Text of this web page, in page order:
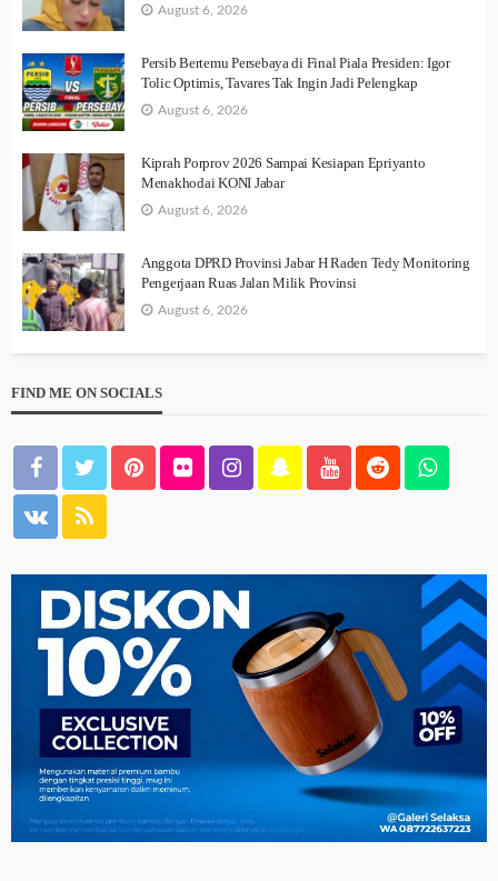
August 6, 2026
Persib Bertemu Persebaya di Final Piala Presiden: Igor
Tolic Optimis, Tavares Tak Ingin Jadi Pelengkap
August 6, 2026
Kiprah Porprov 2026 Sampai Kesiapan Epriyanto
Menakhodai KONI Jabar
August 6, 2026
Anggota DPRD Provinsi Jabar H Raden Tedy Monitoring
Pengerjaan Ruas Jalan Milik Provinsi
August 6, 2026
FIND ME ON SOCIALS